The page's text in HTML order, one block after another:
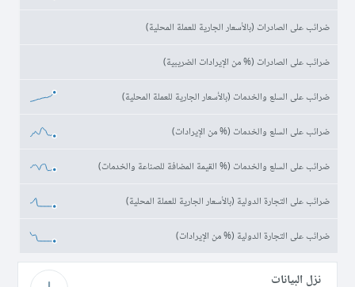
ضرائب على الصادرات (بالأسعار الجارية للعملة المحلية)
ضرائب على الصادرات (% من الإيرادات الضريبية)
ضرائب على السلع والخدمات (بالأسعار الجارية للعملة المحلية)
ضرائب على السلع والخدمات (% من الإيرادات)
ضرائب على السلع والخدمات (% القيمة المضافة للصناعة والخدمات)
ضرائب على التجارة الدولية (بالأسعار الجارية للعملة المحلية)
ضرائب على التجارة الدولية (% من الإيرادات)
نزل البيانات